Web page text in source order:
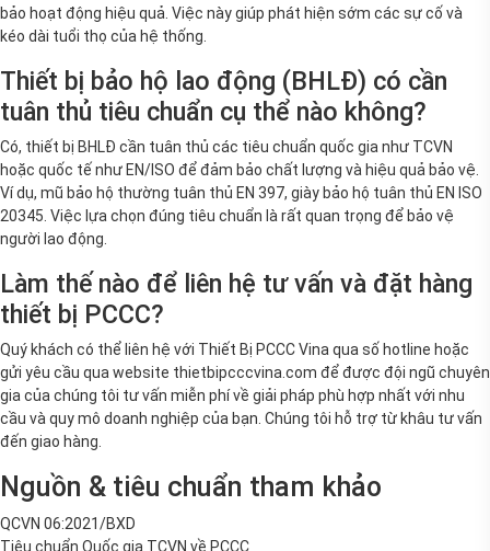
bảo hoạt động hiệu quả. Việc này giúp phát hiện sớm các sự cố và
kéo dài tuổi thọ của hệ thống.
Thiết bị bảo hộ lao động (BHLĐ) có cần
tuân thủ tiêu chuẩn cụ thể nào không?
Có, thiết bị BHLĐ cần tuân thủ các tiêu chuẩn quốc gia như TCVN
hoặc quốc tế như EN/ISO để đảm bảo chất lượng và hiệu quả bảo vệ.
Ví dụ, mũ bảo hộ thường tuân thủ EN 397, giày bảo hộ tuân thủ EN ISO
20345. Việc lựa chọn đúng tiêu chuẩn là rất quan trọng để bảo vệ
người lao động.
Làm thế nào để liên hệ tư vấn và đặt hàng
thiết bị PCCC?
Quý khách có thể liên hệ với Thiết Bị PCCC Vina qua số hotline hoặc
gửi yêu cầu qua website thietbipcccvina.com để được đội ngũ chuyên
gia của chúng tôi tư vấn miễn phí về giải pháp phù hợp nhất với nhu
cầu và quy mô doanh nghiệp của bạn. Chúng tôi hỗ trợ từ khâu tư vấn
đến giao hàng.
Nguồn & tiêu chuẩn tham khảo
QCVN 06:2021/BXD
Tiêu chuẩn Quốc gia TCVN về PCCC